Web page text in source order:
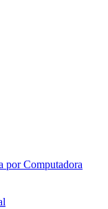
por Computadora